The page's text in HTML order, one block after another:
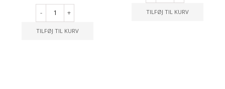
- +
TILFØJ TIL KURV
TILFØJ TIL KURV